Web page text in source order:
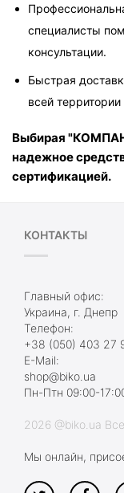
специалисты
консультации.
Быстрая
всей
Выбирая
надежное
сертификацией.
КОНТАКТЫ
Главный офис:
Украина, г. Днепр
Телефон:
+38 (050) 403 27
E-Mail:
shop@biko.ua
Пн-Птн 09:00-
2026 @biko.ua
Мы онлайн,